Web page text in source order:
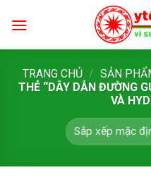
TRANG CHỦ / SẢN
THẺ “DÂY DẪN ĐƯỜNG
VÀ